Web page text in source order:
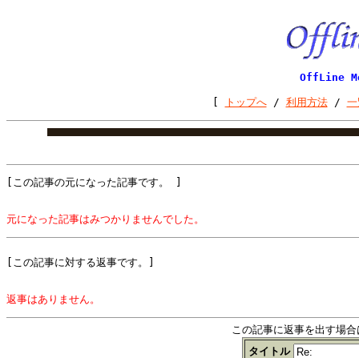
OffLine
トップへ/ 利用方法/
[この記事の元になった記事です。 ]
元になった記事はみつかりませんでした。
[この記事に対する返事です。]
返事はありません。
この記事に返事を出す場
タイトル